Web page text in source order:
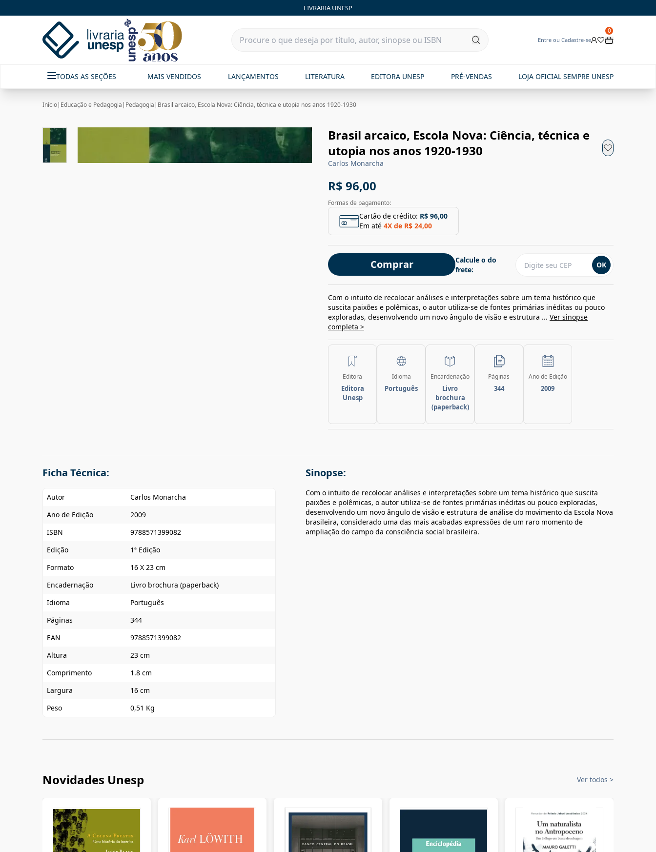
LIVRARIA UNESP
Entre ou Cadastre-se
0
TODAS AS SEÇÕES MAIS VENDIDOS LANÇAMENTOS LITERATURA EDITORA UNESP PRÉ-VENDAS LOJA OFICIAL SEMPRE UNESP
Início| Educação e Pedagogia | Pedagogia | Brasil arcaico, Escola Nova: Ciência, técnica e utopia nos anos 1920-1930
Brasil arcaico, Escola Nova: Ciência, técnica e
utopia nos anos 1920-1930
Carlos Monarcha
R$ 96,00
Formas de pagamento:
Cartão de crédito: R$ 96,00
Em até 4X de R$ 24,00
Comprar
Calcule o do
frete:
OK
Com o intuito de recolocar análises e interpretações sobre um tema histórico que
suscita paixões e polêmicas, o autor utiliza-se de fontes primárias inéditas ou pouco
exploradas, desenvolvendo um novo ângulo de visão e estrutura ... Ver sinopse
completa >
Editora
Editora
Unesp
Idioma
Português
Encardenação
Livro
brochura
(paperback)
Páginas
344
Ano de Edição
2009
Ficha Técnica:
Autor
Carlos Monarcha
Ano de Edição
2009
ISBN
9788571399082
Edição
1ª Edição
Formato
16 X 23 cm
Encadernação
Livro brochura (paperback)
Idioma
Português
Páginas
344
EAN
9788571399082
Altura
23 cm
Comprimento
1.8 cm
Largura
16 cm
Peso
0,51 Kg
Sinopse:
Com o intuito de recolocar análises e interpretações sobre um tema histórico que suscita
paixões e polêmicas, o autor utiliza-se de fontes primárias inéditas ou pouco exploradas,
desenvolvendo um novo ângulo de visão e estrutura de análise do movimento da Escola Nova
brasileira, considerado uma das mais acabadas expressões de um raro momento de
ampliação do campo da consciência social brasileira.
Novidades Unesp Ver todos >